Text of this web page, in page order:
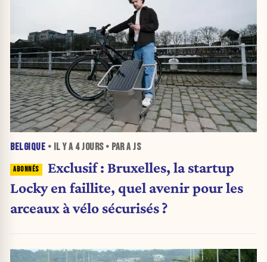
BELGIQUE • IL Y A 4 JOURS• PAR A JS
Exclusif : Bruxelles, la startup
Locky en faillite, quel avenir pour les
arceaux à vélo sécurisés ?